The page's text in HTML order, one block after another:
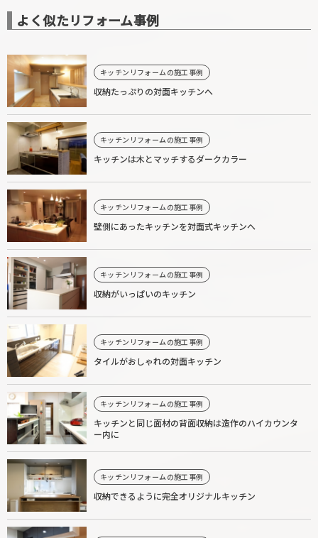
よく似たリフォーム事例
キッチンリフォームの施工事例
収納たっぷりの対面キッチンへ
キッチンリフォームの施工事例
キッチンは木とマッチするダークカラー
キッチンリフォームの施工事例
壁側にあったキッチンを対面式キッチンへ
キッチンリフォームの施工事例
収納がいっぱいのキッチン
キッチンリフォームの施工事例
タイルがおしゃれの対面キッチン
キッチンリフォームの施工事例
キッチンと同じ面材の背面収納は造作のハイカウンタ
ー内に
キッチンリフォームの施工事例
収納できるように完全オリジナルキッチン